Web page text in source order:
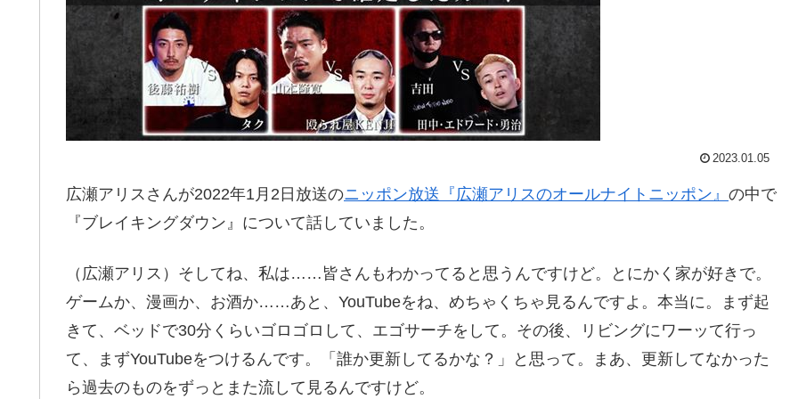
2023.01.05
広瀬アリスさんが2022年1月2日放送のニッポン放送『広瀬アリスのオールナイトニッポン』 の中で
『ブレイキングダウン』について話していました。
（広瀬アリス）そしてね、私は……皆さんもわかってると思うんですけど。とにかく家が好きで。
ゲームか、漫画か、お酒か……あと、YouTubeをね、めちゃくちゃ見るんですよ。本当に。まず起
きて、ベッドで30分くらいゴロゴロして、エゴサーチをして。その後、リビングにワーッて行っ
て、まずYouTubeをつけるんです。「誰か更新してるかな？」と思って。まあ、更新してなかった
ら過去のものをずっとまた流して見るんですけど。